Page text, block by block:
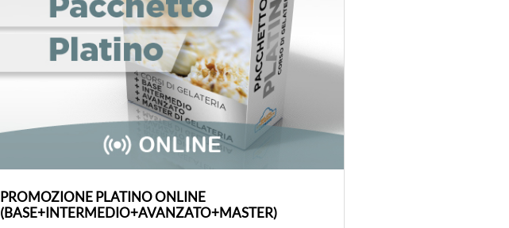
PROMOZIONE PLATINO ONLINE
(BASE+INTERMEDIO+AVANZATO+MASTER)